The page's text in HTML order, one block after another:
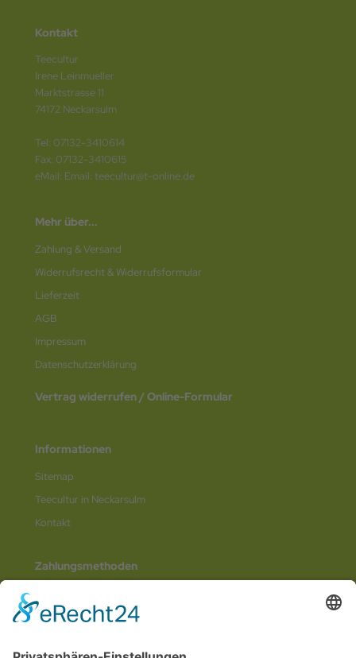
Kontakt
Teecultur
Irene Leinmueller
Marktstrasse 11
74172 Neckarsulm
Tel: 07132-3410614
Fax: 07132-3410615
eMail: Email: teecultur@t-online.de
Mehr über...
Zahlung & Versand
Widerrufsrecht & Widerrufsformular
Lieferzeit
AGB
Impressum
Datenschutz­erklärung
Vertrag widerrufen / Online-Formular
Informationen
Sitemap
Teecultur in Neckarsulm
Kontakt
Zahlungsmethoden